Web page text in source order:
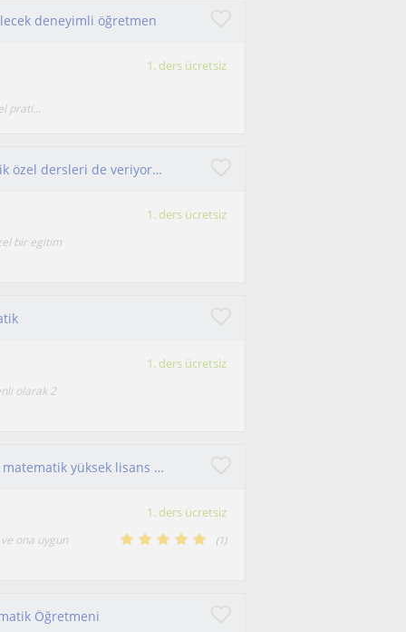
deneyimli öğretmen
1. ders ücretsiz
prati...
Sınıf öğretmeniyim ama LGS, TYT-AYT matematik özel dersleri de veriyorum
1. ders ücretsiz
bir egitim
1. ders ücretsiz
olarak 2
Matematik mezunuyum ve şu anda uygulamalı matematik yüksek lisans yapıyorum. Analitik düşünme becerim sayesinde öğrencilerin konul
1. ders ücretsiz
ona uygun
(1)
Öğretmeni